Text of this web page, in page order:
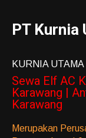
PT Kurnia
KURNIA UTAMA
Sewa Elf AC
Karawang |
Karawang
Merupakan